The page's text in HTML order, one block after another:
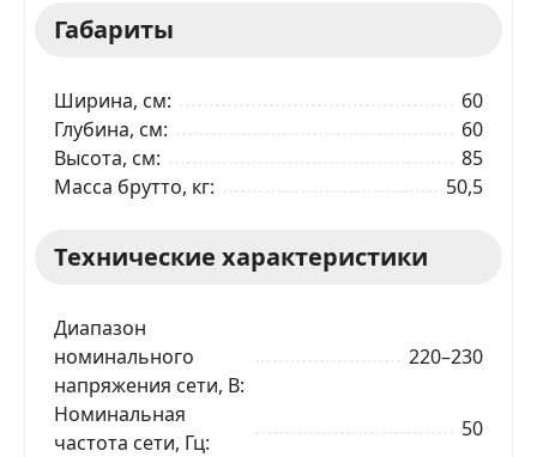
Габариты
Ширина, см
60
Глубина, см
60
Высота, см
85
Масса брутто, кг
50,5
Технические характеристики
Диапазон
номинального
напряжения сети, В
220–230
Номинальная
частота сети, Гц
50